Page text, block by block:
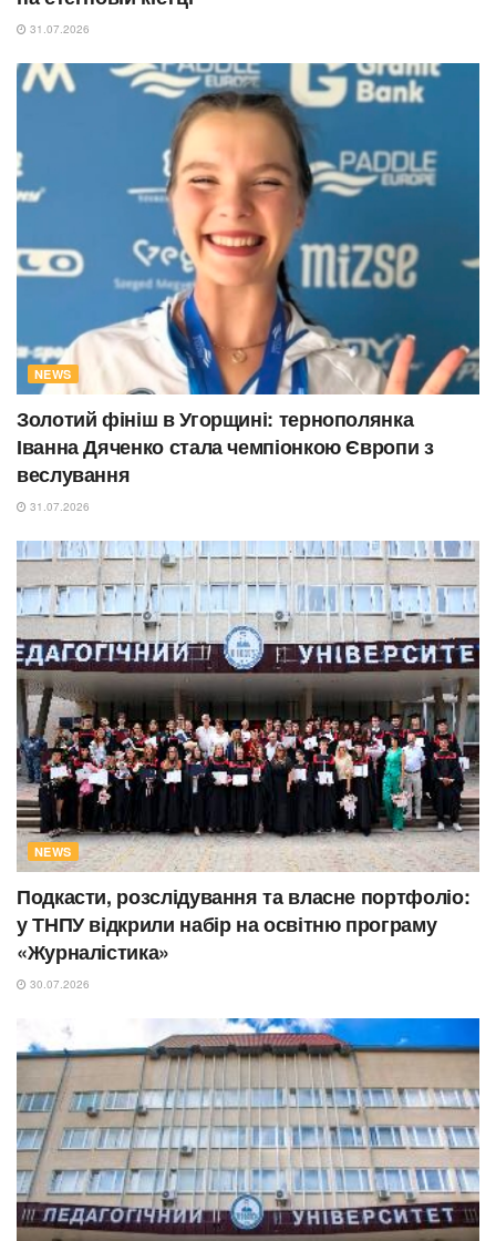
31.07.2026
NEWS
Золотий фініш в Угорщині: тернополянка
Іванна Дяченко стала чемпіонкою Європи з
веслування
31.07.2026
NEWS
Подкасти, розслідування та власне портфоліо:
у ТНПУ відкрили набір на освітню програму
«Журналістика»
30.07.2026